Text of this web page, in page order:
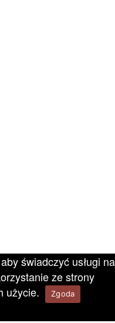
świadczyć usługi na
ze strony
użycie.
Zgoda